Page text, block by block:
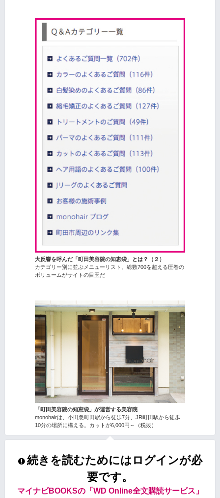
大反響を呼んだ「町田美容院の知恵袋」とは？（２）
カテゴリー別に並ぶメニューリスト。総数700を超える圧巻の
ボリュームがサイトの目玉だ
「町田美容院の知恵袋」が運営する美容院
monohairは、小田急町田駅から徒歩7分、JR町田駅から徒歩
10分の場所に構える。カットが6,000円～（税抜）
続きを読むためにはログインが必
要です。
マイナビBOOKSの「WD Online全文購読サービス」